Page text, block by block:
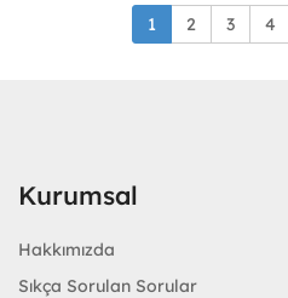
1 2 3 4
Kurumsal
Hakkımızda
Sıkça Sorulan Sorular